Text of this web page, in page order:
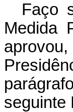
Faço
Medida
seguinte